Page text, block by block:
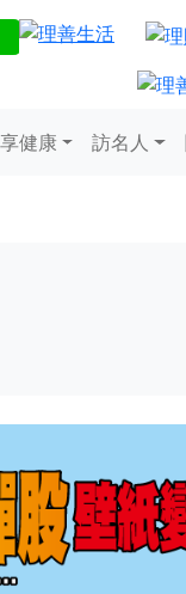
享健康 訪名人